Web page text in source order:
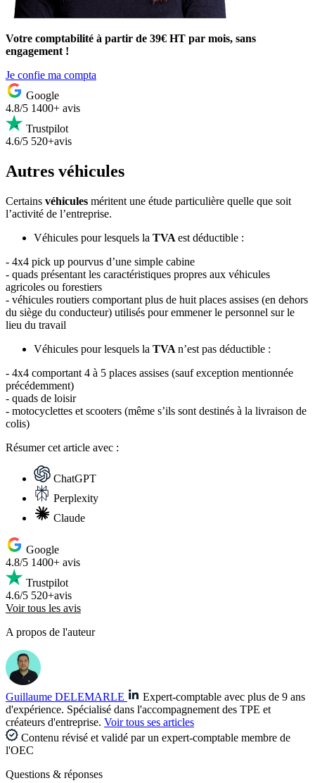
Votre comptabilité à partir de 39€ HT par mois, sans
engagement !
Je confie ma compta
Google
4.8/5 1400+ avis
Trustpilot
4.6/5 520+avis
Autres véhicules
Certains véhicules méritent une étude particulière quelle que soit
l’activité de l’entreprise.
Véhicules pour lesquels la TVA est déductible :
- 4x4 pick up pourvus d’une simple cabine
- quads présentant les caractéristiques propres aux véhicules
agricoles ou forestiers
- véhicules routiers comportant plus de huit places assises (en dehors
du siège du conducteur) utilisés pour emmener le personnel sur le
lieu du travail
Véhicules pour lesquels la TVA n’est pas déductible :
- 4x4 comportant 4 à 5 places assises (sauf exception mentionnée
précédemment)
- quads de loisir
- motocyclettes et scooters (même s’ils sont destinés à la livraison de
colis)
Résumercet article avec :
ChatGPT
Perplexity
Claude
Google
4.8/5 1400+ avis
Trustpilot
4.6/5 520+avis
Voir tous les avis
A propos de l'auteur
Guillaume DELEMARLE
Expert-comptable avec plus de 9 ans
d'expérience. Spécialisé dans l'accompagnement des TPE et
créateurs d'entreprise. Voir tous ses articles
Contenu révisé et validé par un expert-comptable membre de
l'OEC
Questions & réponses